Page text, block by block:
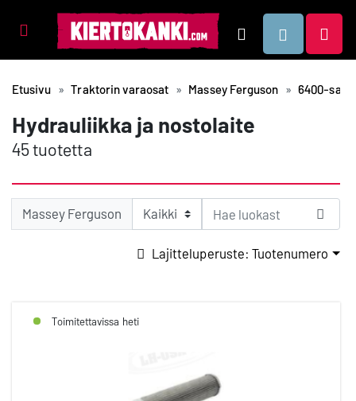
Tuotealueet Hae
Etusivu Traktorin varaosat Massey Ferguson 6400-sarja
Hydrauliikka ja nostolaite
45 tuotetta
Massey Ferguson
Lajitteluperuste: Tuotenumero
Toimitettavissa heti